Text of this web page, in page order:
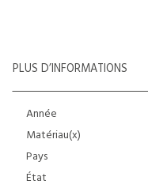
PLUS D’INFORMATIONS
Année
Matériau(x)
Pays
État